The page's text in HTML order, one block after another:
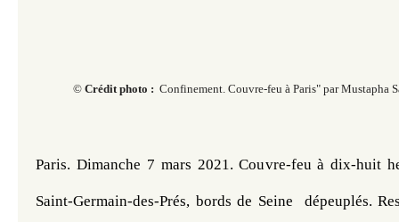
©Crédit photo : Confinement. Couvre-feu à Paris" par Mustapha
Paris. Dimanche 7 mars 2021. Couvre-feu à dix-huit
Saint-Germain-des-Prés, bords de Seine  dépeuplés.